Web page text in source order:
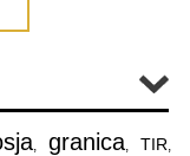
, granica, TIR,